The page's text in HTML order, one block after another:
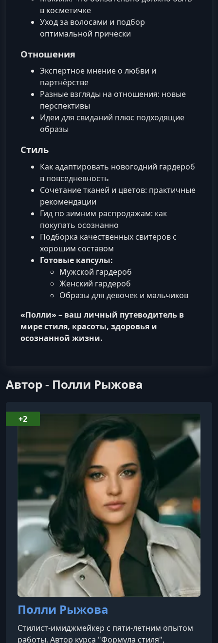
в косметичке
Уход за волосами и подбор
оптимальной причёски
Отношения
Экспертное мнение о любви и
партнёрстве
Разные взгляды на отношения: новые
перспективы
Идеи для свиданий плюс подходящие
образы
Стиль
Как адаптировать новогодний гардероб
в повседневность
Сочетание тканей и цветов: практичные
рекомендации
Гид по зимним распродажам: как
покупать осознанно
Подборка качественных свитеров с
хорошим составом
Готовые капсулы:
Мужской гардероб
Женский гардероб
Образы для девочек и мальчиков
«Полли» – ваш личный путеводитель в
мире стиля, красоты, здоровья и
осознанной жизни.
Автор - Полли Рыжова
Полли Рыжова
Стилист-имиджмейкер с пяти-летним опытом
работы. Автор курса "Формула стиля",
+2